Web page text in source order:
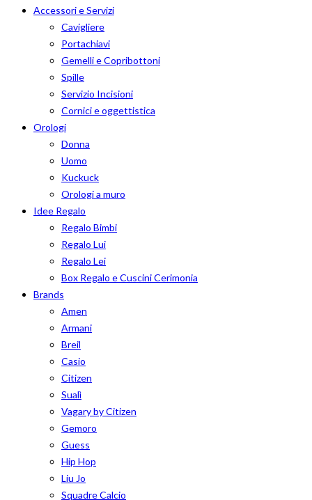
Accessori e Servizi
Cavigliere
Portachiavi
Gemelli e Copribottoni
Spille
Servizio Incisioni
Cornici e oggettistica
Orologi
Donna
Uomo
Kuckuck
Orologi a muro
Idee Regalo
Regalo Bimbi
Regalo Lui
Regalo Lei
Box Regalo e Cuscini Cerimonia
Brands
Amen
Armani
Breil
Casio
Citizen
Sualì
Vagary by Citizen
Gemoro
Guess
Hip Hop
Liu Jo
Squadre Calcio